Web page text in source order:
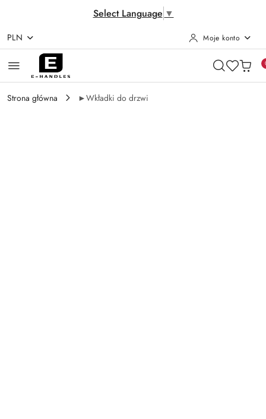
Select Language ▼
Przejdź do treści głównej
Przejdź do wyszukiwarki
Przejdź do moje konto
Przejdź do menu głównego
Przejdź do opisu produktu
Przejdź do stopki
PLN Moje konto
Strona główna ►Wkładki do drzwi